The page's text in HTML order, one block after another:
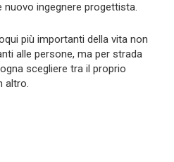
ingegnere progettista.
più importanti della vita non
alle persone, ma per strada
scegliere tra il proprio
altro.